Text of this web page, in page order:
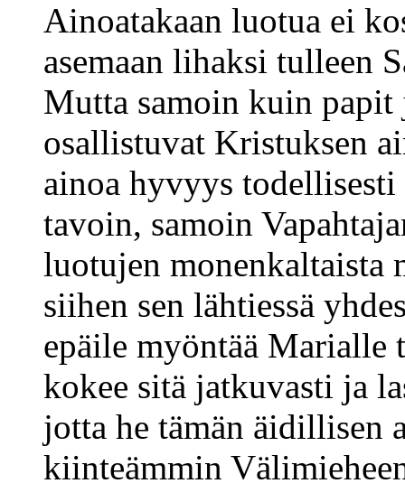
Ainoatakaan luotua ei
asemaan lihaksi tulleen
Mutta samoin kuin papit
osallistuvat Kristuksen
ainoa hyvyys
tavoin, samoin
luotujen monenkaltaista
siihen sen lähtiessä
epäile myöntää Marialle
kokee sitä jatkuvasti ja
jotta he tämän äidillisen
kiinteämmin